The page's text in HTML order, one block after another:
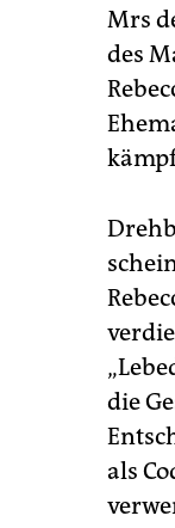
Mrs
des
die
als